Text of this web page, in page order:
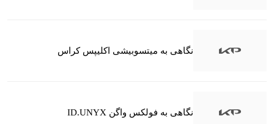
نگاهی به میتسوبیشی اکلیپس کراس
نگاهی به فولکس واگن ID.UNYX